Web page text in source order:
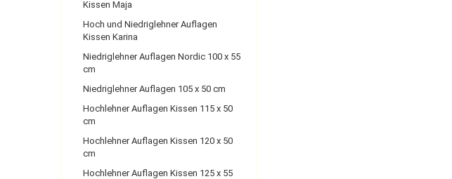
Kissen Maja
Hoch und Niedriglehner Auflagen
Kissen Karina
Niedriglehner Auflagen Nordic 100 x 55
cm
Niedriglehner Auflagen 105 x 50 cm
Hochlehner Auflagen Kissen 115 x 50
cm
Hochlehner Auflagen Kissen 120 x 50
cm
Hochlehner Auflagen Kissen 125 x 55